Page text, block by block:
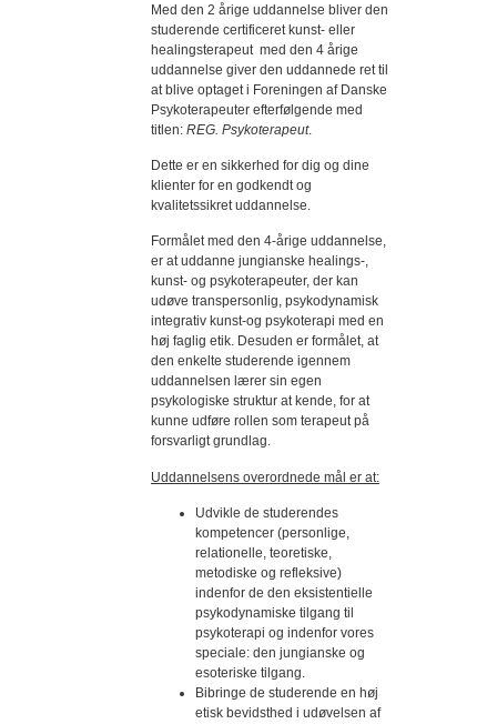
Med den 2 årige uddannelse bliver den
studerende certificeret kunst- eller
healingsterapeut med den 4 årige
uddannelse giver den uddannede ret til
at blive optaget i Foreningen af Danske
Psykoterapeuter efterfølgende med
titlen: REG. Psykoterapeut.
Dette er en sikkerhed for dig og dine
klienter for en godkendt og
kvalitetssikret uddannelse.
Formålet med den 4-årige uddannelse,
er at uddanne jungianske healings-,
kunst- og psykoterapeuter, der kan
udøve transpersonlig, psykodynamisk
integrativ kunst-og psykoterapi med en
høj faglig etik. Desuden er formålet, at
den enkelte studerende igennem
uddannelsen lærer sin egen
psykologiske struktur at kende, for at
kunne udføre rollen som terapeut på
forsvarligt grundlag.
Uddannelsens overordnede mål er at:
Udvikle de studerendes
kompetencer (personlige,
relationelle, teoretiske,
metodiske og refleksive)
indenfor de den eksistentielle
psykodynamiske tilgang til
psykoterapi og indenfor vores
speciale: den jungianske og
esoteriske tilgang.
Bibringe de studerende en høj
etisk bevidsthed i udøvelsen af